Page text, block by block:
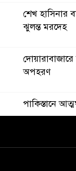
শেখ হাসিনার
ঝুলন্ত মরদেহ
অপহরণ
পাকিস্তানে
১২ জন সেনা